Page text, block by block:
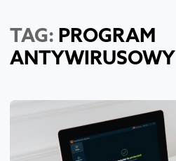
TAG: PROGRAM
ANTYWIRUSOWY